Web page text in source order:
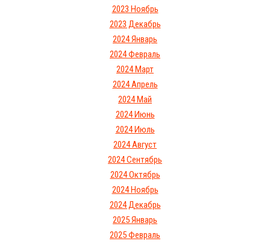
2023 Ноябрь
2023 Декабрь
2024 Январь
2024 Февраль
2024 Март
2024 Апрель
2024 Май
2024 Июнь
2024 Июль
2024 Август
2024 Сентябрь
2024 Октябрь
2024 Ноябрь
2024 Декабрь
2025 Январь
2025 Февраль